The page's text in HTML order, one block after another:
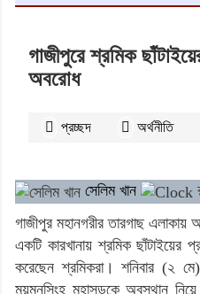
গাজীপুরে শ্রমিক
অবরোধ
প্রচ্ছদ অর্থনীতি
সেলিম খান
গাজীপুর মহানগরীর তারগাছ এলাকায়
একটি কারখানায় শ্রমিক ছাঁটাইয়ের
করেছেন শ্রমিকরা। শনিবার (২
ময়মনসিংহ মহাসড়কে অবস্থান